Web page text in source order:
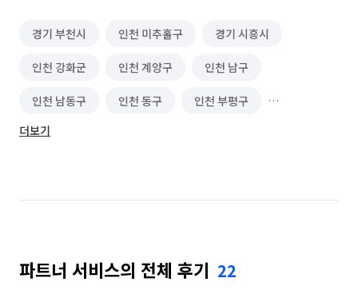
👍 25년 이상의 경력
⏱️ 상담 가능 시간 : 오전 7시 - 오후 10시
🌠 현장 투입 인원 백신 접종 완료
: 방문실측및 샘플북열람이 우선이시며 불가피할경우 미방문
Q. 어떤 서비스를 전문적으로 제공하나요?
: 도배 및 바닥재 장판등 실크벽지및 광폭 소폭 합지 장판 마루
경기 부천시 인천 미추홀구 경기 시흥시
인천 강화군 인천 계양구 인천 남구
인천 남동구 인천 동구 인천 부평구
인천 서구
더보기
파트너 서비스의 전체 후기 22